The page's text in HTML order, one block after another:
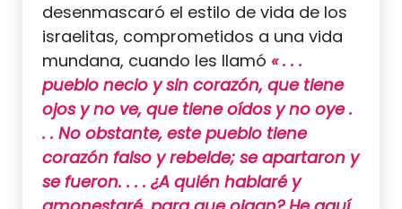
desenmascaró el estilo de vida de los
israelitas, comprometidos a una vida
mundana, cuando les llamó « . . .
pueblo necio y sin corazón, que tiene
ojos y no ve, que tiene oídos y no oye .
. . No obstante, este pueblo tiene
corazón falso y rebelde; se apartaron y
se fueron. . . . ¿A quién hablaré y